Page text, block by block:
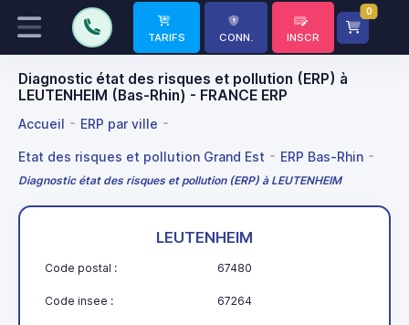
TARIFS CONN. INSCR
0
Diagnostic état des risques et pollution (ERP) à
LEUTENHEIM (Bas-Rhin) - FRANCE ERP
Accueil ERP par ville
Etat des risques et pollution Grand Est ERP Bas-Rhin
Diagnostic état des risques et pollution (ERP) à LEUTENHEIM
LEUTENHEIM
Code postal : 67480
Code insee : 67264